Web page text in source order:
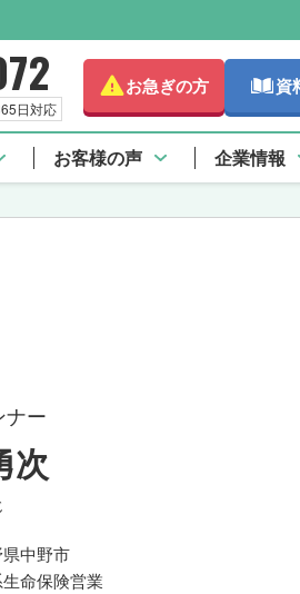
日対応
お急ぎの方 資
お客様の声 企業情報
ナー
次
中野市
命保険営業